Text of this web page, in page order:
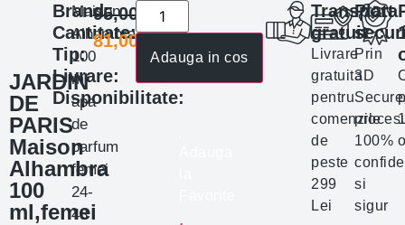
JARDIN
DE
PARIS
Maison
Alhambra
100
ml,femei
Brand:
Cantitate:
Tip:
Livrare:
Disponibilitate:
Maison
Alhambra
100
ml
apa
de
parfum
femei
24-
48
95,00
lei
81,00
Adauga in cos
Transport
gratuit
Livrare
gratuita
pentru
comenzile
de
peste
299
Lei
Plata
Prin
3D
100%
si
sigur